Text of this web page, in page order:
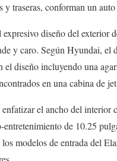
y traseras, conforman un
diseño del exterior
y caro. Según Hyundai,
el diseño incluyendo una
en una cabina de
el ancho del
entretenimiento de 10.25
modelos de entrada del